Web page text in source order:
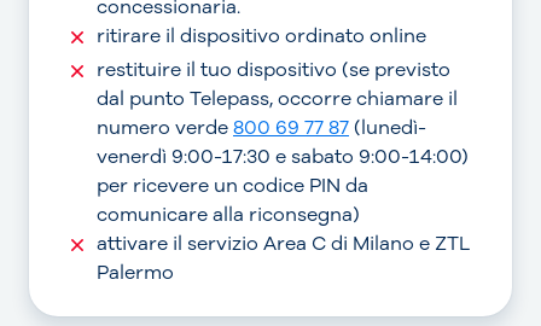
concessionaria.
ritirare il dispositivo ordinato online
restituire il tuo dispositivo (se previsto
dal punto Telepass, occorre chiamare il
numero verde800 69 77 87(lunedì-
venerdì 9:00-17:30 e sabato 9:00-14:00)
per ricevere un codice PIN da
comunicare alla riconsegna)
attivare il servizio Area C di Milano e ZTL
Palermo